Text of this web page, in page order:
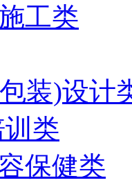
工类
装)设计
类
保健类